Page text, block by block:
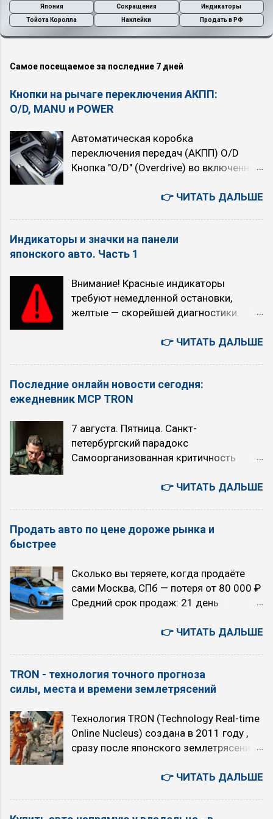
Япония
Тойота Королла
Сокращения
Наклейки
Индикаторы
Продать в РФ
Самое посещаемое за последние 7 дней
Кнопки на рычаге переключения АКПП:
O/D, MANU и POWER
Автоматическая коробка
переключения передач (АКПП) O/D
Кнопка "O/D" (Overdrive) во включенном
высшую передачу. При нажатой кнопке
OFF") — трёхступенчатый. При
включении Overdrive автомобиль
топлива уменьшается. Когда
рекомендуется использовать режим
O/D (O/D ON): при равномерном
трассам, на скоростных участках) на
многие рекомендуют никогда не
выключать O/D, за исключением
разгон (например, кого-то обогнать или
активно проехать по городу) Когда НЕ
рекомендуется использовать режим
👉 ЧИТАТЬ ДАЛЬШЕ
Индикаторы и значки на панели
японского авто. Часть 1
Внимание! Красные индикаторы
требуют немедленной остановки,
желтые — скорейшей диагностики.
Красный/желтый восклицательный
падение давления масла, проблемы с
электрикой, незакрытые двери. Всегда
Красный восклицательный знак в круге,
буква P в круге или надпись BRAKE
Включен ручной тормоз, низкий
колодок или другие проблемы в
жидкости (мигание указывает на сбой)
👉 ЧИТАТЬ ДАЛЬШЕ
Последние онлайн новости сегодня:
ежедневник MCP TRON
7 августа. Пятница. Санкт-
петербургский парадокс
Самоорганизованная критичность
Искусственный Интеллект или ядерный
автомобили, авто аукционы, история,
议您可联系千帆咨询反馈，网址
https://qianfan.cloud.baidu.com/ 。感谢
您的关注与支持 - как есть. 5 августа.
блога «TRON в зоне RUбля»
точного прогноза землетрясений TRON
(с 2011 года) Вероучение первой в
2007 года) 00:41:21 Сценарии
будущего на 5 лет. Позитивный
сценарий. ИИ остается под контролем
осуществляющие контроль, являются
👉 ЧИТАТЬ ДАЛЬШЕ
Продать авто по цене дороже рынка и
быстрее
Сколько вы теряете, когда продаёте
сами Москва, СПб — потеря от 80 000 ₽
Средний срок продаж: 21 день
120 000 ₽ Средний срок продаж: 47
дня 🚫 80% звонков по объявлению —
перекупщики КАК РАБОТАЕТ СИСТЕМА
интересуется сменой машины ↓ 2
«ПАПА» показывает ему ваше
предложение ↓ 3 Покупатель звонит
👉 ЧИТАТЬ ДАЛЬШЕ
TRON - технология точного прогноза
силы, места и времени землетрясений
Технология TRON (Technology Real-time
Online Nucleus) создана в 2011 году ,
сразу после японского землетрясения
основе - способность животных
👉 ЧИТАТЬ ДАЛЬШЕ